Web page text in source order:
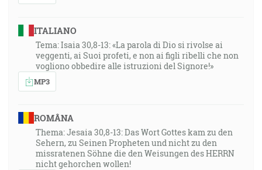
ITALIANO
Tema: Isaia 30,8-13: «La parola di Dio si rivolse ai
veggenti, ai Suoi profeti, e non ai figli ribelli che non
vogliono obbedire alle istruzioni del Signore!»
MP3
ROMÂNA
Thema: Jesaia 30,8-13: Das Wort Gottes kam zu den
Sehern, zu Seinen Propheten und nicht zu den
missratenen Söhne die den Weisungen des HERRN
nicht gehorchen wollen!